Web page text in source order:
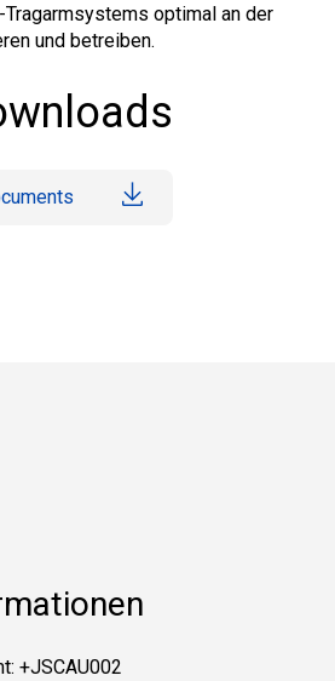
optimal an der
und betreiben.
+JSCAU002